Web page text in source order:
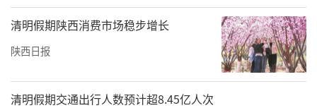
清明假期陕西消费市场稳步增长
陕西日报
清明假期交通出行人数预计超8.45亿人次